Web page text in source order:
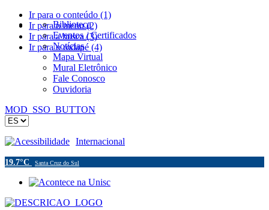
Ir para o conteúdo (1)
Ir para o menu (2)
Ir para a busca (3)
Ir para o rodapé (4)
Biblioteca
Eventos / Certificados
Notícias
Mapa Virtual
Mural Eletrônico
Fale Conosco
Ouvidoria
MOD_SSO_BUTTON
Acessibilidade Internacional
19.7°C Santa Cruz do Sul